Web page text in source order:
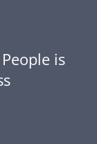
is